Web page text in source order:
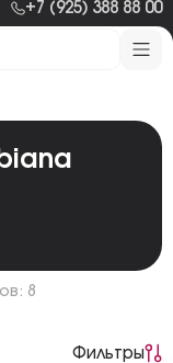
+7 (925) 388 88 00
8
Фильтры